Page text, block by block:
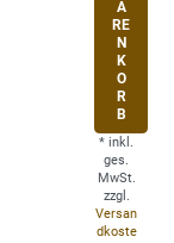
A
RE
N
K
O
R
B
* inkl.
ges.
MwSt.
zzgl.
Versan
dkoste